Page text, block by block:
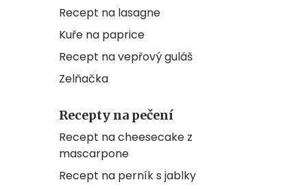
Recept na lasagne
Kuře na paprice
Recept na vepřový guláš
Zelňačka
Recepty na pečení
Recept na cheesecake z
mascarpone
Recept na perník s jablky